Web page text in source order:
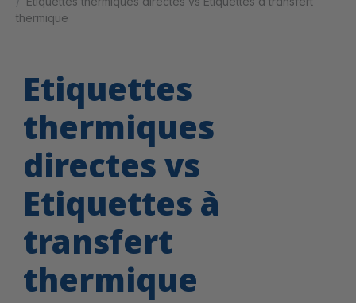
thermique
Etiquettes
thermiques
directes vs
Etiquettes à
transfert
thermique